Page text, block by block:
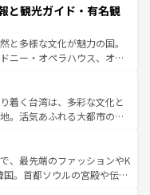
楽と美食が融合した独特の
の各地域で異なる魅力を楽
な歴史を感じることができ
プや列車の旅も、アメリカ
番の観光地といえばオアフ
らマウイ島やカウアイ島が
に輝く海をはじめ、豊かな
アロハスピリット」と呼ば
やハワイアンミュージッ
すべてがハワイの魅力を彩
発見と感動が待っているハ
と観光ガイド・有名観
と多様な文化が魅力の国。
ニー・オペラハウス、オー
えるウルル（エアーズロッ
林やケアンズの熱帯雨林な
、カフェやワイン、オージ
ており、サーフィンやダイ
トドア好きにはたまらな
力を存分に味わいつくそ
着く台湾は、多彩な文化と
。活気あふれる大都市の台
台湾東部など、都市の喧騒
、訪れる人に新しい発見と
、奥深い台湾の食文化も魅
、最先端のファッションやK
。首都ソウルの宮殿や伝統